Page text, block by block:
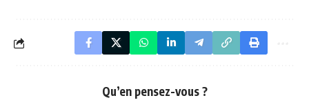
Qu’en pensez-vous ?